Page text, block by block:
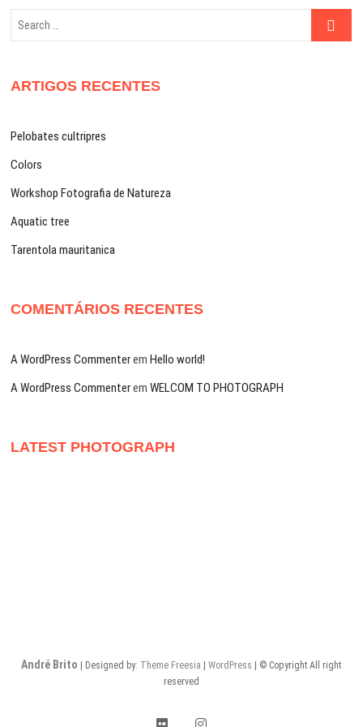
Search
ARTIGOS RECENTES
Pelobates cultripres
Colors
Workshop Fotografia de Natureza
Aquatic tree
Tarentola mauritanica
COMENTÁRIOS RECENTES
A WordPress CommenteremHello world!
A WordPress CommenteremWELCOM TO PHOTOGRAPH
LATEST PHOTOGRAPH
André Brito | Designed by: Theme Freesia |WordPress
| © Copyright All right
reserved
flickrInstagram